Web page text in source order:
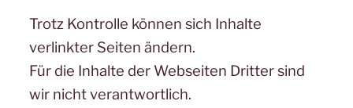
Trotz Kontrolle können sich Inhalte
verlinkter Seiten ändern.
Für die Inhalte der Webseiten Dritter sind
wir nicht verantwortlich.